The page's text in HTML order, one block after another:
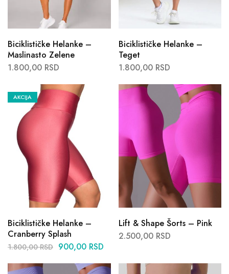
Biciklističke Helanke –
Maslinasto Zelene
1.800,00 RSD
Biciklističke Helanke –
Teget
1.800,00 RSD
AKCIJA
Biciklističke Helanke –
Cranberry Splash
1.800,00RSD 900,00 RSD
Lift & Shape Šorts – Pink
2.500,00 RSD